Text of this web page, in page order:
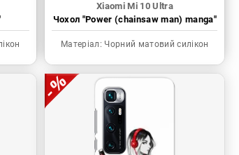
Xiaomi Mi 10 Ultra
Чохол "Power (chainsaw man) manga"
Матеріал: Чорний матовий силікон